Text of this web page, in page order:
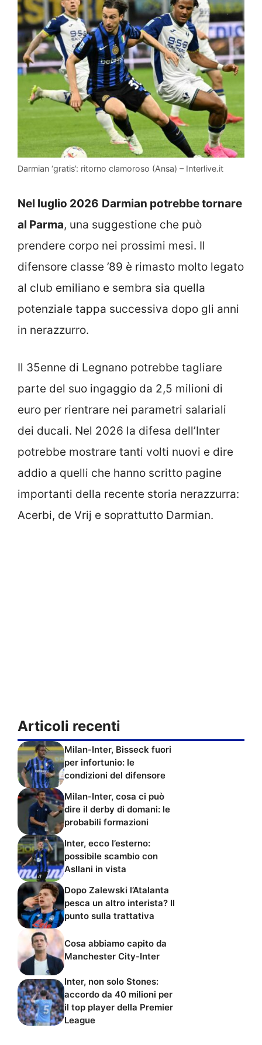
Darmian ‘gratis’: ritorno clamoroso (Ansa) – Interlive.it
Nel luglio 2026 Darmian potrebbe tornare
al Parma, una suggestione che può
prendere corpo nei prossimi mesi. Il
difensore classe ’89 è rimasto molto legato
al club emiliano e sembra sia quella
potenziale tappa successiva dopo gli anni
in nerazzurro.
Il 35enne di Legnano potrebbe tagliare
parte del suo ingaggio da 2,5 milioni di
euro per rientrare nei parametri salariali
dei ducali. Nel 2026 la difesa dell’Inter
potrebbe mostrare tanti volti nuovi e dire
addio a quelli che hanno scritto pagine
importanti della recente storia nerazzurra:
Acerbi, de Vrij e soprattutto Darmian.
Articoli recenti
Milan-Inter, Bisseck fuori
per infortunio: le
condizioni del difensore
Milan-Inter, cosa ci può
dire il derby di domani: le
probabili formazioni
Inter, ecco l’esterno:
possibile scambio con
Asllani in vista
Dopo Zalewski l’Atalanta
pesca un altro interista? Il
punto sulla trattativa
Cosa abbiamo capito da
Manchester City-Inter
Inter, non solo Stones:
accordo da 40 milioni per
il top player della Premier
League